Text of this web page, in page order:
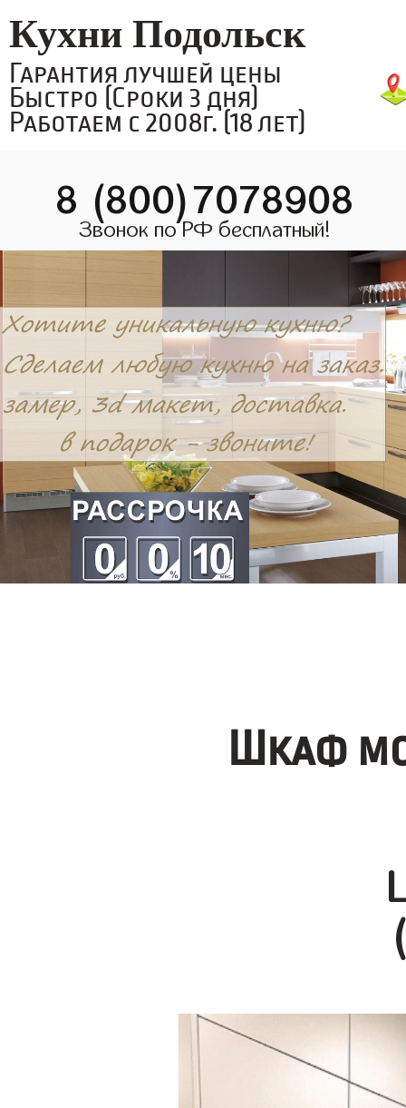
Кухни Подольск
Гарантия лучшей цены
Быстро (Сроки 3 дня)
Работаем с 2008г. (18 лет)
8 (800)7078908
Звонок по РФ бесплатный!
Шкаф